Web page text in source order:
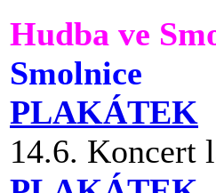
Hudba ve
Smolnice
PLAKÁTEK
14.6. Koncert